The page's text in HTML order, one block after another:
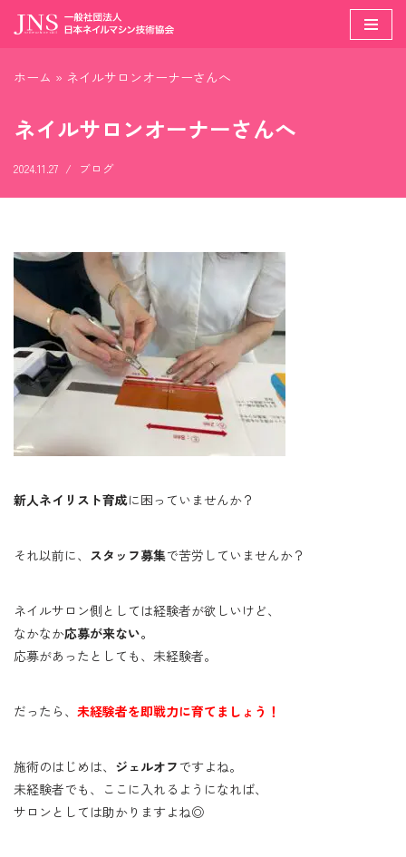
ン
ン
ツ
へ
プ
ホーム » ネイルサロンオーナーさんへ
ネイルサロンオーナーさんへ
2024.11.27 ブログ
新人ネイリスト育成に困っていませんか？
それ以前に、 スタッフ募集で苦労していませんか？
ネイルサロン側としては経験者が欲しいけど、
なかなか応募が来ない。
応募があったとしても、未経験者。
だったら、 未経験者を即戦力に育てましょう！
施術のはじめは、 ジェルオフ ですよね。
未経験者でも、ここに入れるようになれば、
サロンとしては助かりますよね◎